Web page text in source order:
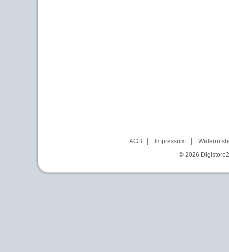
AGB Impressum
© 2026